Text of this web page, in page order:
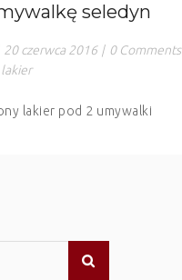
seledyn
20 czerwca 2016 | 0 Comments
lakier
lakier pod 2 umywalki